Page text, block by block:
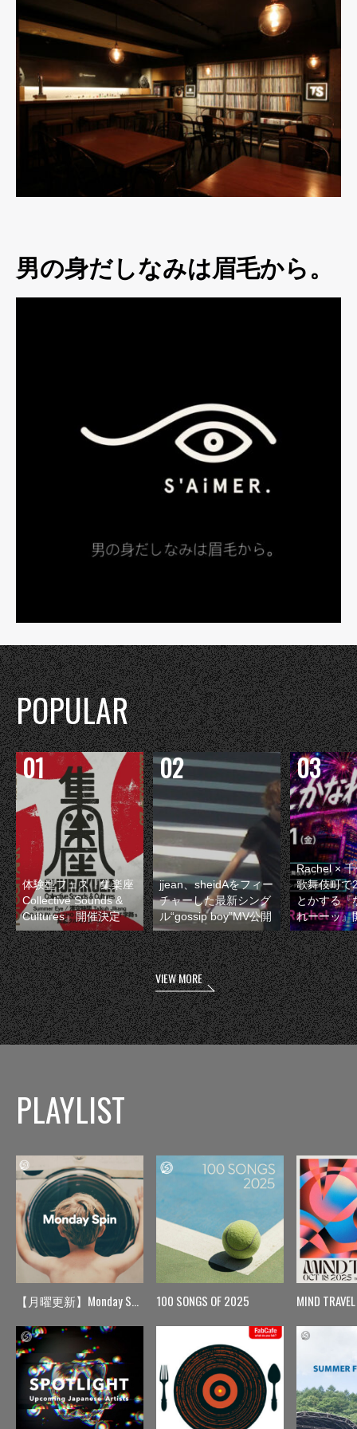
男の身だしなみは眉毛から。
POPULAR
体験型フェス『集楽座
Collective Sounds &
Cultures』開催決定
jjean、sheidAをフィー
チャーした最新シング
ル“gossip boy”MV公開
Rachel ×
歌舞伎町で
とかする『
れーーッ』
VIEW MORE
PLAYLIST
【月曜更新】Monday Spin 100 SONGS OF 2025 MIND TRAVEL